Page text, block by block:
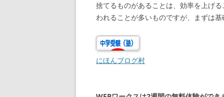
捨てるものがあることは、効率を上げ
われることが多いものですが、まずは
にほんブログ村